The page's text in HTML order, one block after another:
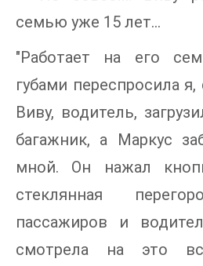
семью уже 15 лет...
"Работает на его
губами переспросила
Виву, водитель,
багажник, а Маркус
мной. Он нажал
стеклянная
пассажиров и
смотрела на это